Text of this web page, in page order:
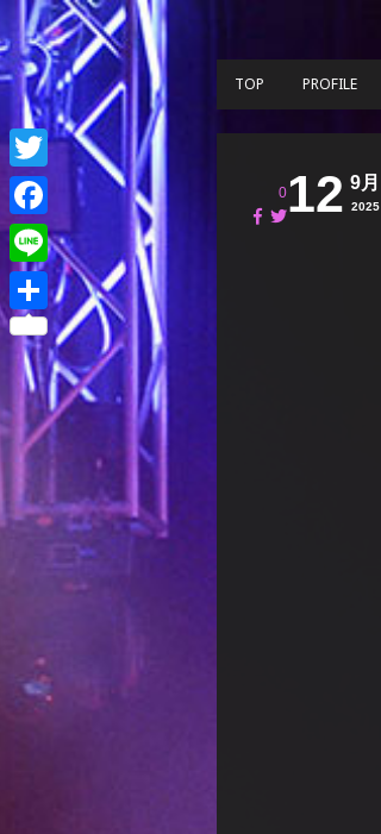
TOP PROFILE
12 9月
2025
0
Twitter
Facebook
Line
共